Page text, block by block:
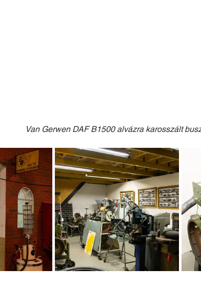
Van Gerwen DAF B1500 alvázra karosszált